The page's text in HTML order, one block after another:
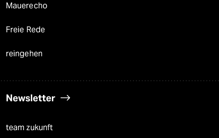
Mauerecho
Freie Rede
reingehen
Newsletter
team zukunft